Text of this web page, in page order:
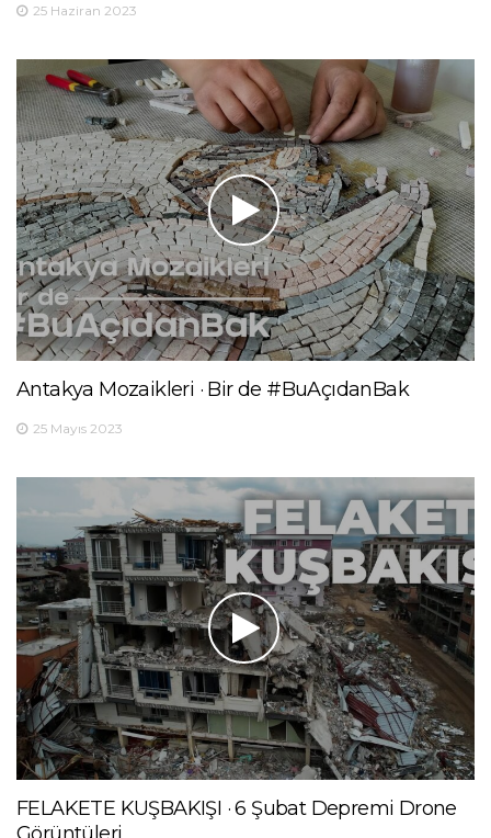
25 Haziran 2023
Antakya Mozaikleri · Bir de #BuAçıdanBak
25 Mayıs 2023
FELAKETE KUŞBAKIŞI · 6 Şubat Depremi Drone
Görüntüleri